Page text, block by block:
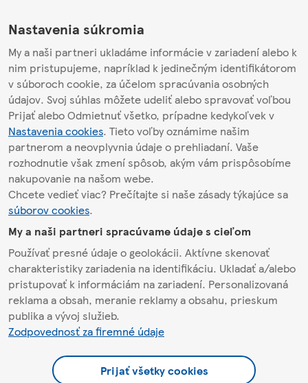
Nastavenia súkromia
My a naši partneri ukladáme informácie v zariadení alebo k
nim pristupujeme, napríklad k jedinečným identifikátorom
v súboroch cookie, za účelom spracúvania osobných
údajov. Svoj súhlas môžete udeliť alebo spravovať voľbou
Prijať alebo Odmietnuť všetko, prípadne kedykoľvek v
Nastavenia cookies. Tieto voľby oznámime našim
partnerom a neovplyvnia údaje o prehliadaní. Vaše
rozhodnutie však zmení spôsob, akým vám prispôsobíme
nakupovanie na našom webe.
Chcete vedieť viac? Prečítajte si naše zásady týkajúce sa
súborov cookies.
My a naši partneri spracúvame údaje s cieľom
Používať presné údaje o geolokácii. Aktívne skenovať
charakteristiky zariadenia na identifikáciu. Ukladať a/alebo
pristupovať k informáciám na zariadení. Personalizovaná
reklama a obsah, meranie reklamy a obsahu, prieskum
publika a vývoj služieb.
Zodpovednosť za firemné údaje
Prijať všetky cookies